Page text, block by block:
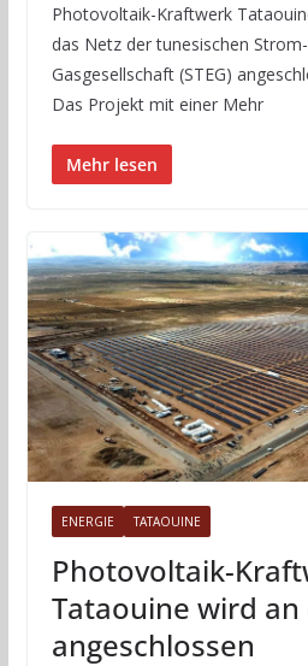
Photovoltaik-Kraftwerk
das Netz der tunesischen
Gasgesellschaft (STEG)
Das Projekt mit einer Mehr
Mehr lesen
ENERGIE TATAOUINE
Photovoltaik-
Tataouine wird an
angeschlossen